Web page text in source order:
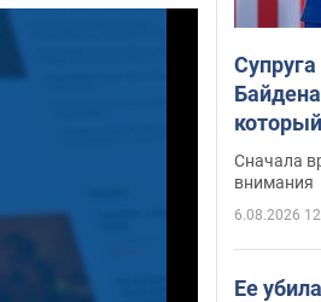
Сначала
внимания
6.08.2026
Ее